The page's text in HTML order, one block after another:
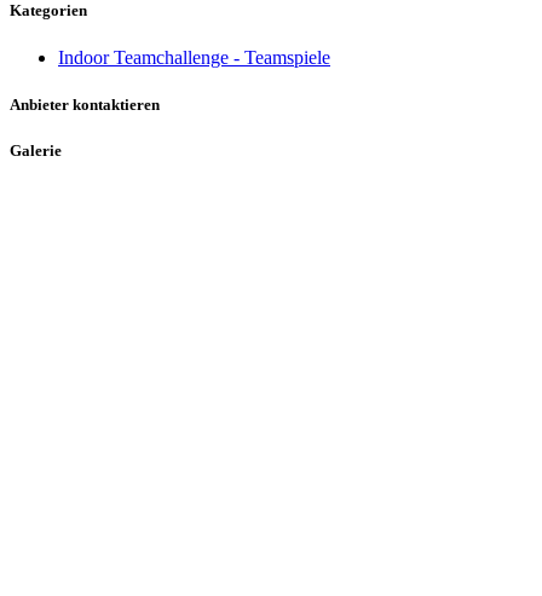
Kategorien
Indoor Teamchallenge - Teamspiele
Anbieter kontaktieren
Galerie